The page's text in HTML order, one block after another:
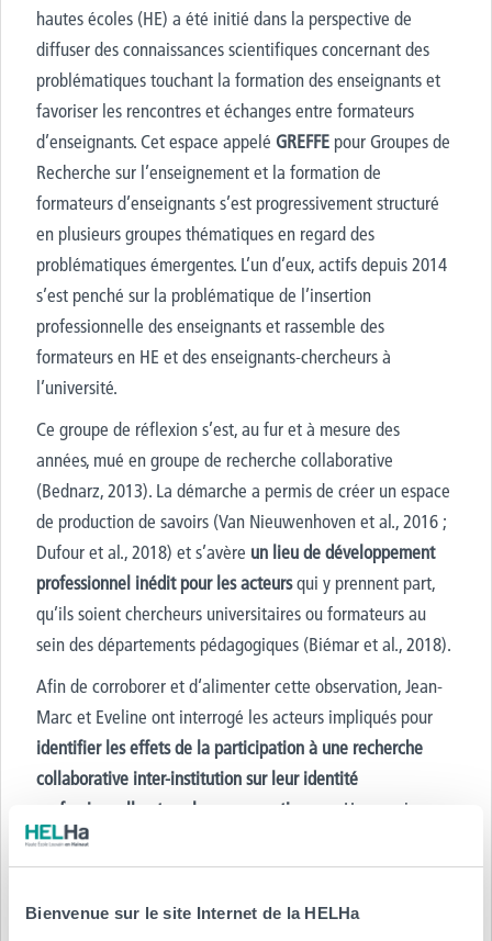
Bienvenue sur le site Internet de la HELHa
hautes écoles (HE) a été initié dans la perspective de
diffuser des connaissances scientifiques concernant des
problématiques touchant la formation des enseignants et
favoriser les rencontres et échanges entre formateurs
d’enseignants. Cet espace appelé GREFFEpour Groupes de
Recherche sur l’enseignement et la formation de
formateurs d’enseignants s’est progressivement structuré
en plusieurs groupes thématiques en regard des
problématiques émergentes. L’un d’eux, actifs depuis 2014
s’est penché sur la problématique de l’insertion
professionnelle des enseignants et rassemble des
formateurs en HE et des enseignants-chercheurs à
l’université.
Ce groupe de réflexion s’est, au fur et à mesure des
années, mué en groupe de recherche collaborative
(Bednarz, 2013). La démarche a permis de créer un espace
de production de savoirs (Van Nieuwenhoven et al., 2016 ;
Dufour et al., 2018) et s’avère un lieu de développement
professionnel inédit pour les acteursqui y prennent part,
qu’ils soient chercheurs universitaires ou formateurs au
sein des départements pédagogiques (Biémar et al., 2018).
Afin de corroborer et d‘alimenter cette observation, Jean-
Marc et Eveline ont interrogé les acteurs impliqués pour
identifier les effets de la participation à une recherche
collaborative inter-institution sur leur identité
professionnelle et sur leurs apprentissages
. Un premier
questionnaire en ligne a été soumis. Les données de
groupe les ont poussés à affiner leurs investigations au